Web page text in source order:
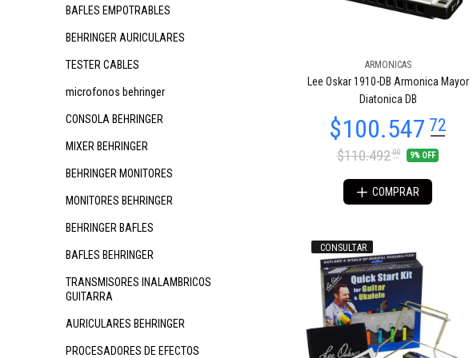
BAFLES EMPOTRABLES
BEHRINGER AURICULARES
TESTER CABLES
microfonos behringer
CONSOLA BEHRINGER
MIXER BEHRINGER
BEHRINGER MONITORES
MONITORES BEHRINGER
BEHRINGER BAFLES
BAFLES BEHRINGER
TRANSMISORES INALAMBRICOS
GUITARRA
AURICULARES BEHRINGER
PROCESADORES DE EFECTOS
ARMONICAS
Lee Oskar 1910-DB Armonica Mayor
Diatonica DB
$110.49200 9% OFF
COMPRAR
CONSULTAR
54 $84.274 54 $84.274
$84.27454